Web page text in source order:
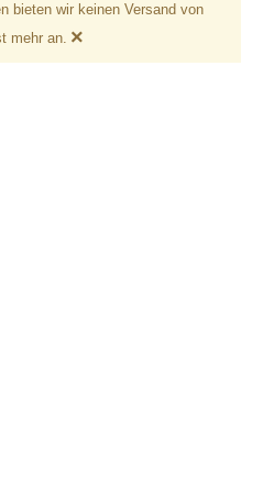
bieten wir keinen Versand von
mehr an. ×